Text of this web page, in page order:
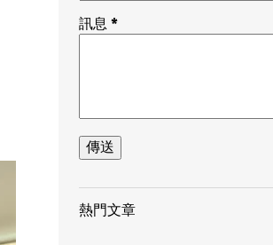
訊息 *
熱門文章